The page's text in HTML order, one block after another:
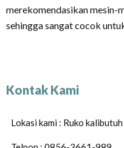
merekomendasikan mesin-
sehingga sangat cocok
Kontak Kami
Lokasi kami : Ruko